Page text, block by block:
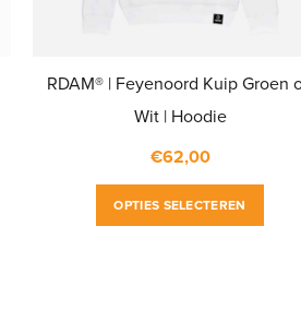
RDAM® | Feyenoord Kuip Groen
Wit | Hoodie
€62,00
OPTIES SELECTEREN